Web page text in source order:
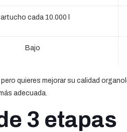
cada 10.000 l
Bajo
quieres mejorar su calidad
adecuada.
3 etapas